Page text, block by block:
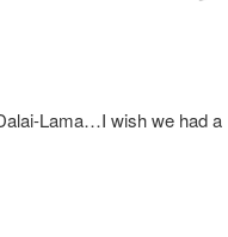
Lama…I wish we had a